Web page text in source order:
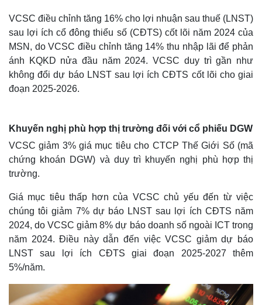
Kinh tế
Bất động sản
Khởi nghiệp
Giá vàng
Tiêu dùng
VCSC điều chỉnh tăng 16% cho lợi nhuận sau thuế (LNST)
sau lợi ích cổ đông thiểu số (CĐTS) cốt lõi năm 2024 của
MSN, do VCSC điều chỉnh tăng 14% thu nhập lãi để phản
ánh KQKD nửa đầu năm 2024. VCSC duy trì gần như
không đổi dự báo LNST sau lợi ích CĐTS cốt lõi cho giai
đoạn 2025-2026.
Khuyến nghị phù hợp thị trường đối với cổ phiếu DGW
VCSC giảm 3% giá mục tiêu cho CTCP Thế Giới Số (mã
chứng khoán DGW) và duy trì khuyến nghị phù hợp thị
trường.
Giá mục tiêu thấp hơn của VCSC chủ yếu đến từ việc
chúng tôi giảm 7% dự báo LNST sau lợi ích CĐTS năm
2024, do VCSC giảm 8% dự báo doanh số ngoài ICT trong
năm 2024. Điều này dẫn đến việc VCSC giảm dự báo
LNST sau lợi ích CĐTS giai đoạn 2025-2027 thêm
5%/năm.